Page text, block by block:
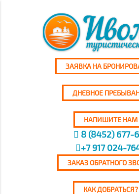
ЗАЯВКА НА
ДНЕВНОЕ
НАПИШИТЕ НАМ
8 (8452) 677-
+7 917 024-
ЗАКАЗ ОБРАТНОГО
КАК ДОБРАТЬСЯ?